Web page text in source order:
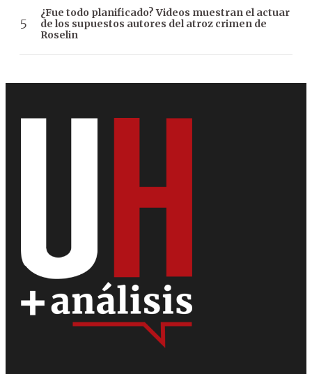
¿Fue todo planificado? Videos muestran el actuar
de los supuestos autores del atroz crimen de
Roselin